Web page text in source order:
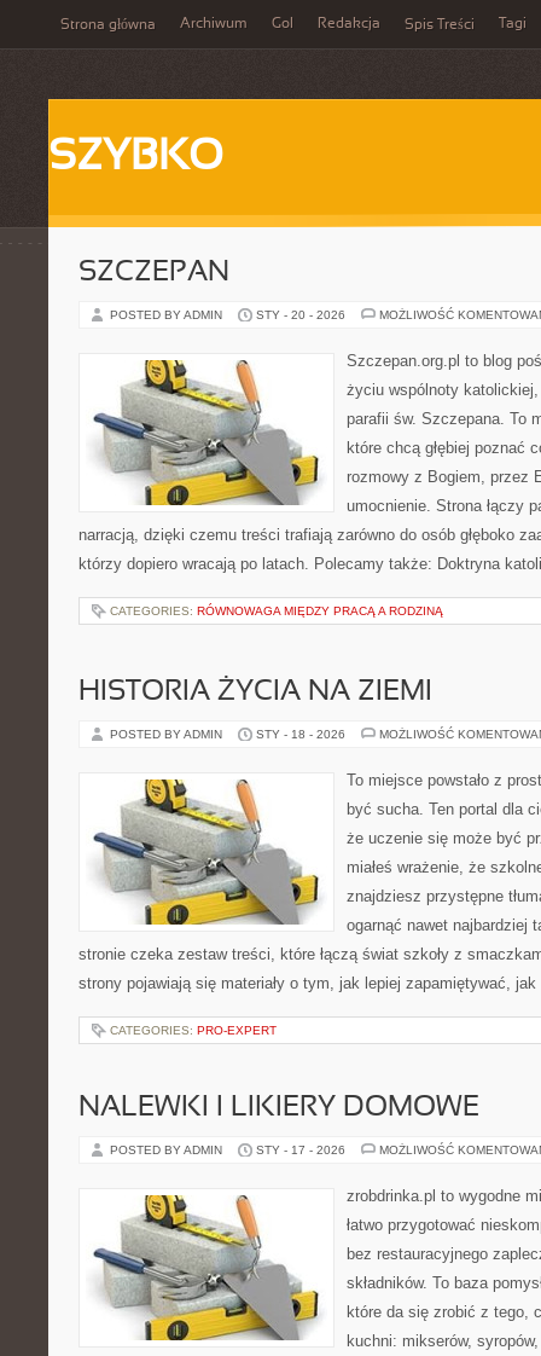
Strona główna Archiwum Gol Redakcja Spis Treści Tagi
SZYBKO
SZCZEPAN
POSTED BY ADMIN STY - 20 - 2026 MOŻLIWOŚĆ
Szczepan.org.pl to blog
życiu wspólnoty
parafii św. Szczepana. To
które chcą głębiej poznać
rozmowy z Bogiem, przez
umocnienie. Strona łączy
narracją, dzięki czemu treści trafiają zarówno do osób głęboko
którzy dopiero wracają po latach. Polecamy także: Doktryna
CATEGORIES: RÓWNOWAGA MIĘDZY PRACĄ A RODZINĄ
HISTORIA ŻYCIA NA ZIEMI
POSTED BY ADMIN STY - 18 - 2026 MOŻLIWOŚĆ
To miejsce powstało z
być sucha. Ten portal dla
że uczenie się może być
miałeś wrażenie, że
znajdziesz przystępne
ogarnąć nawet najbardziej
stronie czeka zestaw treści, które łączą świat szkoły z
strony pojawiają się materiały o tym, jak lepiej zapamiętywać,
CATEGORIES: PRO-EXPERT
NALEWKI I LIKIERY DOMOWE
POSTED BY ADMIN STY - 17 - 2026 MOŻLIWOŚĆ
zrobdrinka.pl to wygodne
łatwo przygotować
bez restauracyjnego
składników. To baza
które da się zrobić z tego,
kuchni: mikserów,